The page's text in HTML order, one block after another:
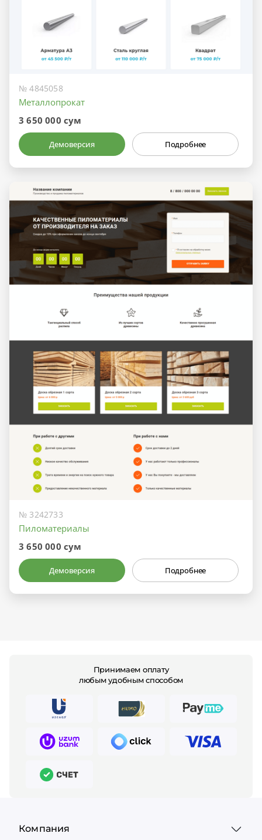
№ 4845058
Металлопрокат
3 650 000 сум
Демоверсия Подробнее
№ 3242733
Пиломатериалы
3 650 000 сум
Демоверсия Подробнее
Принимаем оплату
любым удобным способом
Компания